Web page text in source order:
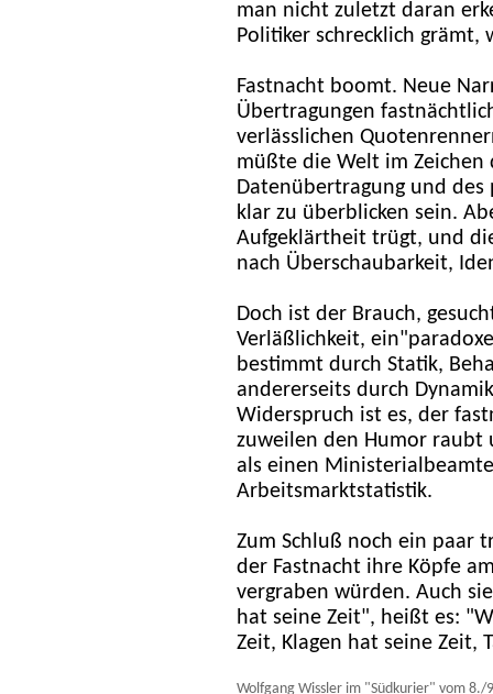
man nicht zuletzt daran
Politiker schrecklich grämt,
Fastnacht boomt. Neue
Übertragungen
verlässlichen
müßte die Welt im
Datenübertragung und
klar zu überblicken sein.
Aufgeklärtheit trügt, und
nach Überschaubarkeit,
Doch ist der Brauch,
Verläßlichkeit,
bestimmt durch Statik,
andererseits durch
Widerspruch ist es, der
zuweilen den Humor raubt
als einen
Arbeitsmarktstatistik.
Zum Schluß noch ein paar
der Fastnacht ihre Köpfe
vergraben würden. Auch
hat seine Zeit", heißt es:
Zeit, Klagen hat seine Zeit,
Wolfgang Wissler im "Südkurier" vom 8./